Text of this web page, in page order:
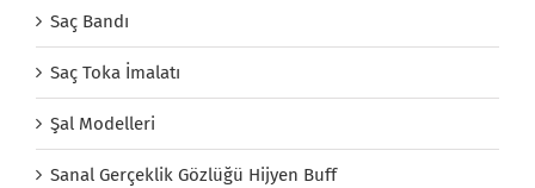
Saç Bandı
Saç Toka İmalatı
Şal Modelleri
Sanal Gerçeklik Gözlüğü Hijyen Buff